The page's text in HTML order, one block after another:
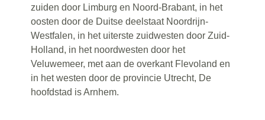
zuiden door Limburg en Noord-Brabant, in het
oosten door de Duitse deelstaat Noordrijn-
Westfalen, in het uiterste zuidwesten door Zuid-
Holland, in het noordwesten door het
Veluwemeer, met aan de overkant Flevoland en
in het westen door de provincie Utrecht, De
hoofdstad is Arnhem.